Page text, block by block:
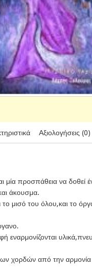
Αξιολογήσεις (0)
μία προσπάθεια να δοθεί
άκουσμα.
το μισό του όλου,και το
εναρμονίζονται
χορδών από την αρμονία